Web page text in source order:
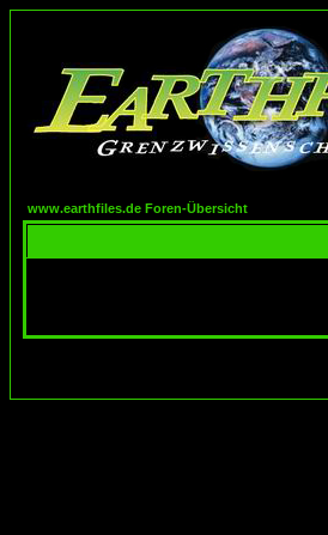
www.earthfiles.de Foren-Übersicht